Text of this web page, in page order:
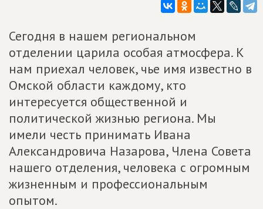
Сегодня в нашем региональном
отделении царила особая атмосфера. К
нам приехал человек, чье имя известно в
Омской области каждому, кто
интересуется общественной и
политической жизнью региона. Мы
имели честь принимать Ивана
Александровича Назарова, Члена Совета
нашего отделения, человека с огромным
жизненным и профессиональным
опытом.